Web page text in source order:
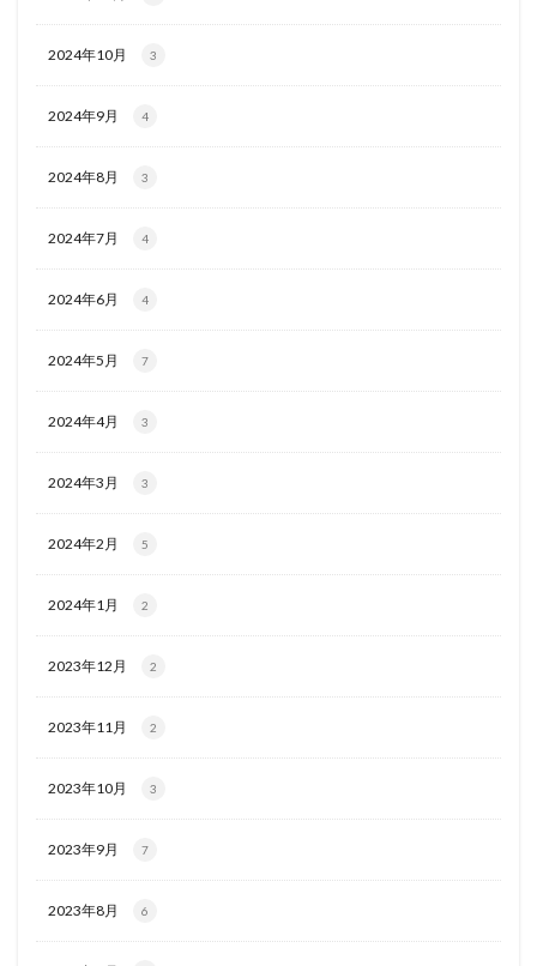
2024年10月 3
2024年9月 4
2024年8月 3
2024年7月 4
2024年6月 4
2024年5月 7
2024年4月 3
2024年3月 3
2024年2月 5
2024年1月 2
2023年12月 2
2023年11月 2
2023年10月 3
2023年9月 7
2023年8月 6